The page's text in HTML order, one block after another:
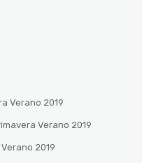
Verano 2019
Verano 2019
2019